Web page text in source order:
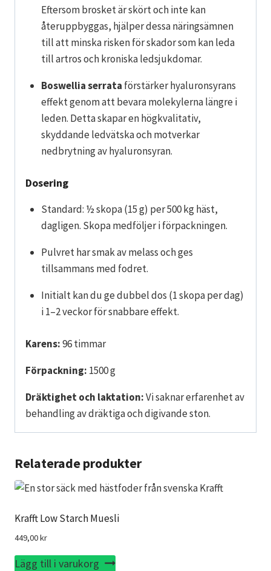
Eftersom brosket är skört och inte kan
återuppbyggas, hjälper dessa näringsämnen
till att minska risken för skador som kan leda
till artros och kroniska ledsjukdomar.
Boswellia serrata förstärker hyaluronsyrans
effekt genom att bevara molekylerna längre i
leden. Detta skapar en högkvalitativ,
skyddande ledvätska och motverkar
nedbrytning av hyaluronsyran.
Dosering
Standard: ½ skopa (15 g) per 500 kg häst,
dagligen. Skopa medföljer i förpackningen.
Pulvret har smak av melass och ges
tillsammans med fodret.
Initialt kan du ge dubbel dos (1 skopa per dag)
i 1–2 veckor för snabbare effekt.
Karens:96 timmar
Förpackning: 1500 g
Dräktighet och laktation:Vi saknar erfarenhet av
behandling av dräktiga och digivande ston.
Relaterade produkter
Krafft Low Starch Muesli
449,00kr
Lägg till i varukorg